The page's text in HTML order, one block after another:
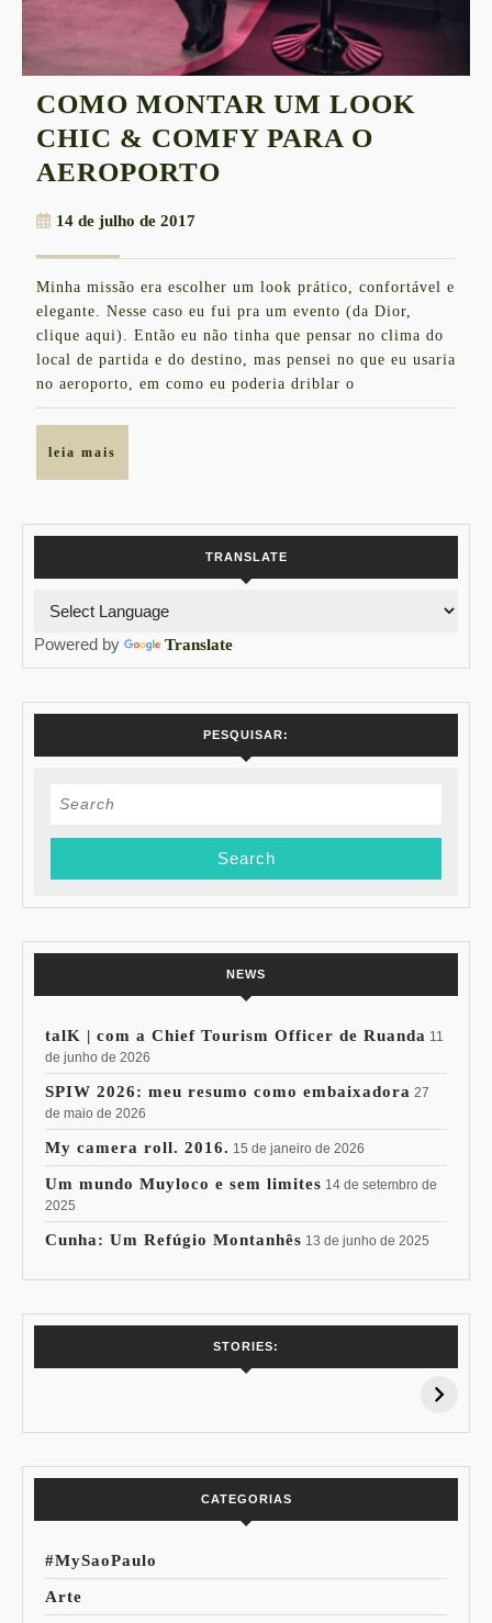
COMO MONTAR UM LOOK
CHIC & COMFY PARA O
AEROPORTO
LOOK
CHIC
&
COMFY
PARA
14 de julho de 201714
de
2017
Minha missão era escolher um look prático, confortável e
elegante. Nesse caso eu fui pra um evento (da Dior,
clique aqui). Então eu não tinha que pensar no clima do
local de partida e do destino, mas pensei no que eu usaria
no aeroporto, em como eu poderia driblar o
leia mais
TRANSLATE
Powered by Translate
PESQUISAR:
Search
NEWS
talK | com a Chief Tourism Officer de Ruanda 11
de junho de 2026
SPIW 2026: meu resumo como embaixadora 27
de maio de 2026
My camera roll. 2016. 15 de janeiro de 2026
Um mundo Muyloco e sem limites 14 de setembro de
2025
Cunha: Um Refúgio Montanhês 13 de junho de 2025
STORIES:
15% de
Pessoal: Os
CATEGORIAS
#MySaoPaulo
Arte